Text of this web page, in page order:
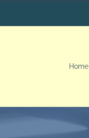
Home